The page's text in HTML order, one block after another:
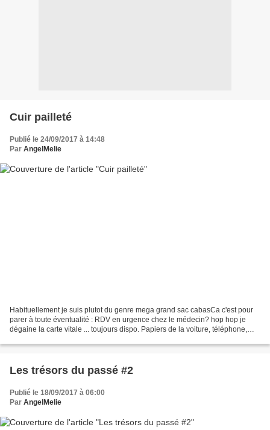
Cuir pailleté
Publié le 24/09/2017 à 14:48
Par AngelMelie
Habituellement je suis plutot du genre mega grand sac cabasCa c'est pour
parer à toute éventualité : RDV en urgence chez le médecin? hop hop je
dégaine la carte vitale ... toujours dispo. Papiers de la voiture, téléphone,
Les trésors du passé #2
Publié le 18/09/2017 à 06:00
Par AngelMelie